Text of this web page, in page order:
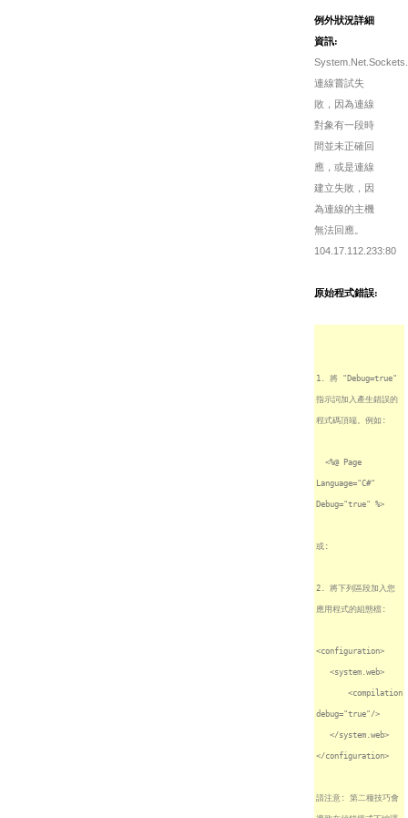
例外狀況詳細
資訊:
連線嘗試失
敗，因為連線
對象有一段時
間並未正確回
應，或是連線
建立失敗，因
為連線的主機
無法回應。
104.17.112.233:80
原始程式錯誤:
1. 將 "Debug=true"
指示詞加入產生錯誤的
程式碼頂端。例如:
<%@ Page
Language="C#"
Debug="true" %>
或:
2. 將下列區段加入您
應用程式的組態檔:
<configuration>
<system.web>
<compilation
debug="true"/>
</system.web>
</configuration>
請注意: 第二種技巧會